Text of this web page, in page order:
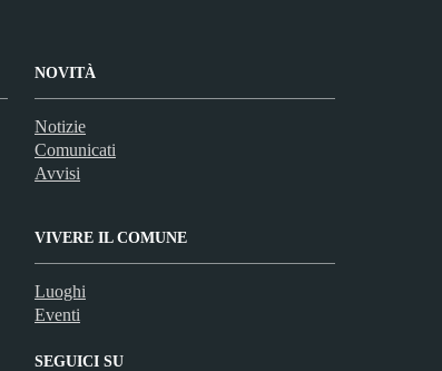
NOVITÀ
Notizie
Comunicati
Avvisi
VIVERE IL COMUNE
Luoghi
Eventi
SEGUICI SU